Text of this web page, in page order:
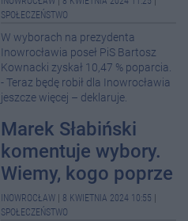
SPOŁECZEŃSTWO
W wyborach na prezydenta
Inowrocławia poseł PiS Bartosz
Kownacki zyskał 10,47 % poparcia.
- Teraz będę robił dla Inowrocławia
jeszcze więcej – deklaruje.
Marek Słabiński
komentuje wybory.
Wiemy, kogo poprze
INOWROCŁAW 8 KWIETNIA 2024 10:55
SPOŁECZEŃSTWO